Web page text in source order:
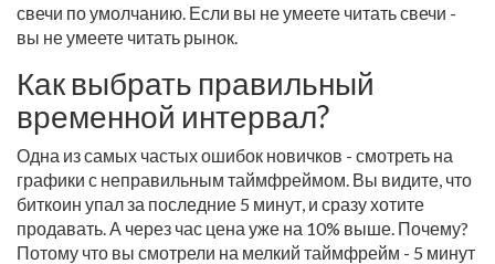
свечи по умолчанию. Если вы не умеете читать свечи -
вы не умеете читать рынок.
Как выбрать правильный
временной интервал?
Одна из самых частых ошибок новичков - смотреть на
графики с неправильным таймфреймом. Вы видите, что
биткоин упал за последние 5 минут, и сразу хотите
продавать. А через час цена уже на 10% выше. Почему?
Потому что вы смотрели на мелкий таймфрейм - 5 минут